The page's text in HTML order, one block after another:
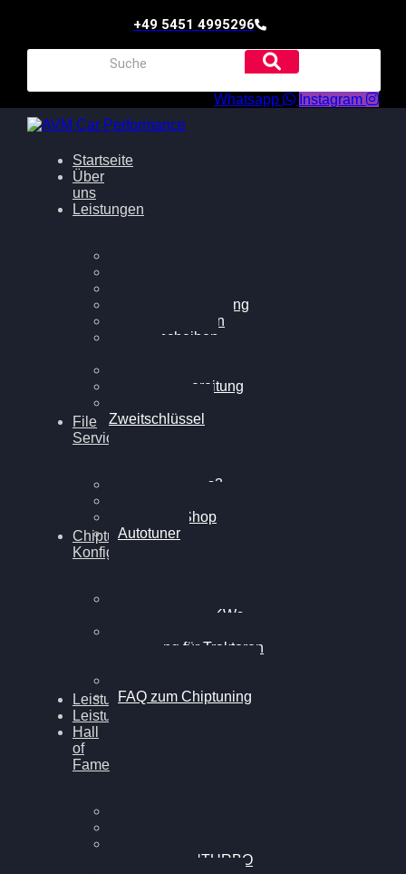
+49 5451 4995296
Whatsapp Instagram
Startseite
Über
uns
Leistungen
Getriebeoptimierung
Walnussstrahlen
Bremsscheiben
Felgenaufbereitung
Zweitschlüssel
File
Service
Alientech Kess3
Alientech Shop
Autotuner
Chiptuning
Konfigurator
Chiptuning für PKWs
Chiptuning für Traktoren
FAQ zum Chiptuning
Leistungsmessung
Leistungsprüfstand
Hall
of
Fame
MK3 V6 TWINTURBO